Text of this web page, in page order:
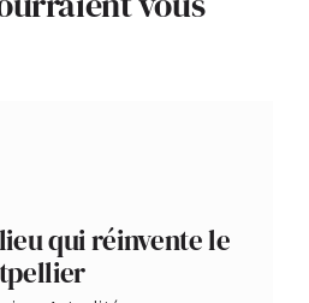
qui réinvente le